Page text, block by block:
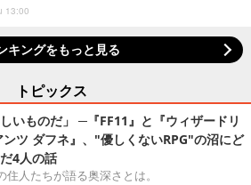
13:00
キングをもっと見る
トピックス
しいものだ」 ─『FF11』と『ウィザードリ
ンツ ダフネ』、"優しくないRPG"の沼にど
4人の話
住人たちが語る奥深さとは。